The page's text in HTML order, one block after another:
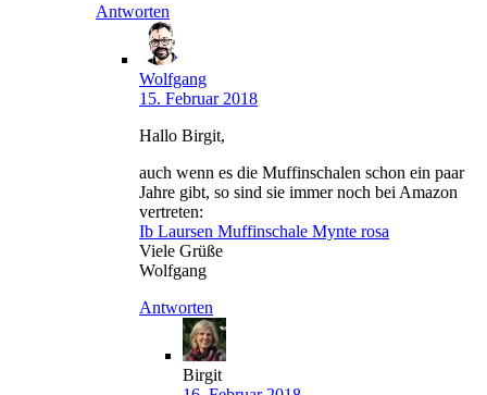
Antworten
Wolfgang
15. Februar 2018
Hallo Birgit,
auch wenn es die Muffinschalen schon ein paar
Jahre gibt, so sind sie immer noch bei Amazon
vertreten:
Ib Laursen Muffinschale Mynte rosa
Viele Grüße
Wolfgang
Antworten
Birgit